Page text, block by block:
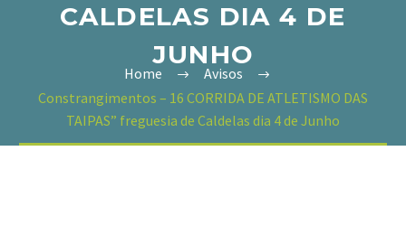
CALDELAS DIA 4 DE
JUNHO
Home
Avisos
Constrangimentos – 16 CORRIDA DE ATLETISMO DAS
TAIPAS” freguesia de Caldelas dia 4 de Junho